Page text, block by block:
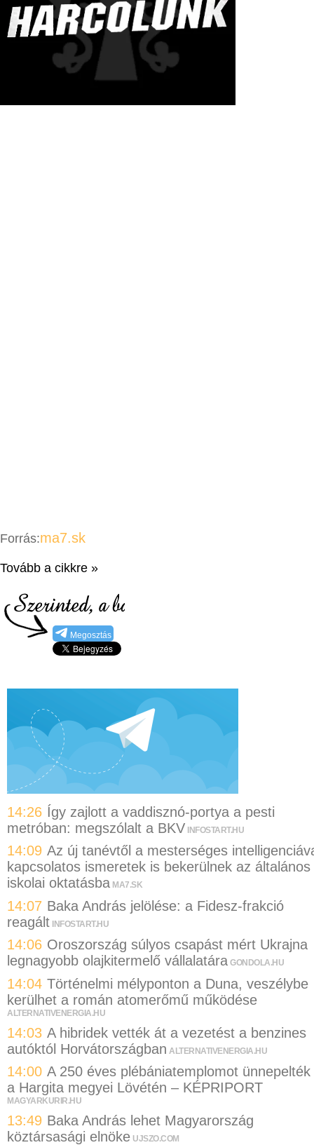
Forrás:ma7.sk
Tovább a cikkre »
Megosztás
14:26 Így zajlott a vaddisznó-portya a pesti
metróban: megszólalt a BKV INFOSTART.HU
14:09 Az új tanévtől a mesterséges
kapcsolatos ismeretek is bekerülnek az általános
iskolai oktatásba MA7.SK
14:07 Baka András jelölése: a Fidesz-frakció
reagált INFOSTART.HU
14:06 Oroszország súlyos csapást mért Ukrajna
legnagyobb olajkitermelő vállalatára GONDOLA.HU
14:04 Történelmi mélyponton a Duna, veszélybe
kerülhet a román atomerőmű működése
ALTERNATIVENERGIA.HU
14:03 A hibridek vették át a vezetést a benzines
autóktól Horvátországban ALTERNATIVENERGIA.HU
14:00 A 250 éves plébániatemplomot ünnepelték
a Hargita megyei Lövétén – KÉPRIPORT
MAGYARKURIR.HU
13:49 Baka András lehet Magyarország
köztársasági elnöke UJSZO.COM